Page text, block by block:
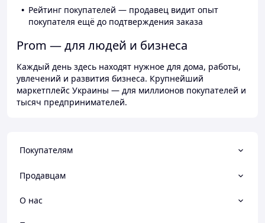
Рейтинг покупателей — продавец видит опыт
покупателя ещё до подтверждения заказа
Prom — для людей и бизнеса
Каждый день здесь находят нужное для дома, работы,
увлечений и развития бизнеса. Крупнейший
маркетплейс Украины — для миллионов покупателей и
тысяч предпринимателей.
Покупателям
Продавцам
О нас